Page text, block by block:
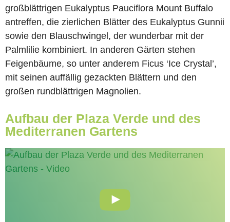
großblättrigen Eukalyptus Pauciflora Mount Buffalo
antreffen, die zierlichen Blätter des Eukalyptus Gunnii
sowie den Blauschwingel, der wunderbar mit der
Palmlilie kombiniert. In anderen Gärten stehen
Feigenbäume, so unter anderem Ficus ‘Ice Crystal’,
mit seinen auffällig gezackten Blättern und den
großen rundblättrigen Magnolien.
Aufbau der Plaza Verde und des
Mediterranen Gartens